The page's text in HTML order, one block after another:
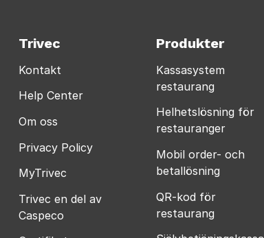
Trivec
Kontakt
Help Center
Om oss
Privacy Policy
MyTrivec
Trivec en del av
Caspeco
Produkter
Kassasystem
restaurang
Helhetslösning för
restauranger
Mobil order- och
betallösning
QR-kod för
restaurang